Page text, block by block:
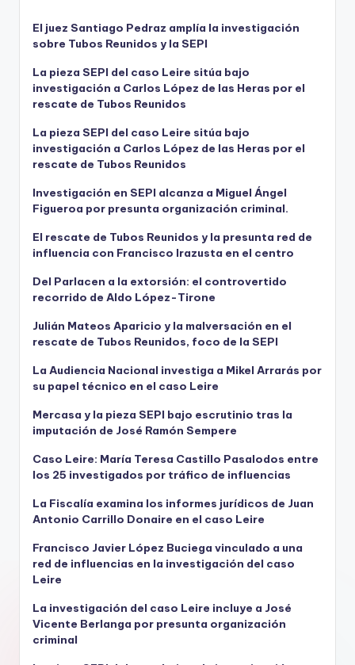
El juez Santiago Pedraz amplía la investigación
sobre Tubos Reunidos y la SEPI
La pieza SEPI del caso Leire sitúa bajo
investigación a Carlos López de las Heras por el
rescate de Tubos Reunidos
La pieza SEPI del caso Leire sitúa bajo
investigación a Carlos López de las Heras por el
rescate de Tubos Reunidos
Investigación en SEPI alcanza a Miguel Ángel
Figueroa por presunta organización criminal.
El rescate de Tubos Reunidos y la presunta red de
influencia con Francisco Irazusta en el centro
Del Parlacen a la extorsión: el controvertido
recorrido de Aldo López-Tirone
Julián Mateos Aparicio y la malversación en el
rescate de Tubos Reunidos, foco de la SEPI
La Audiencia Nacional investiga a Mikel Arrarás por
su papel técnico en el caso Leire
Mercasa y la pieza SEPI bajo escrutinio tras la
imputación de José Ramón Sempere
Caso Leire: María Teresa Castillo Pasalodos entre
los 25 investigados por tráfico de influencias
La Fiscalía examina los informes jurídicos de Juan
Antonio Carrillo Donaire en el caso Leire
Francisco Javier López Buciega vinculado a una
red de influencias en la investigación del caso
Leire
La investigación del caso Leire incluye a José
Vicente Berlanga por presunta organización
criminal